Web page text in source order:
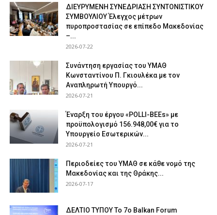
ΔΙΕΥΡΥΜΕΝΗ ΣΥΝΕΔΡΙΑΣΗ ΣΥΝΤΟΝΙΣΤΙΚΟΥ
ΣΥΜΒΟΥΛΙΟΥ Έλεγχος μέτρων
πυροπροστασίας σε επίπεδο Μακεδονίας
–...
2026-07-22
Συνάντηση εργασίας του ΥΜΑΘ
Κωνσταντίνου Π. Γκιουλέκα με τον
Αναπληρωτή Υπουργό...
2026-07-21
Έναρξη του έργου «POLLI-BEEs» με
προϋπολογισμό 156.948,00€ για το
Υπουργείο Εσωτερικών...
2026-07-21
Περιοδείες του ΥΜΑΘ σε κάθε νομό της
Μακεδονίας και της Θράκης...
2026-07-17
ΔΕΛΤΙΟ ΤΥΠΟΥ Το 7ο Balkan Forum